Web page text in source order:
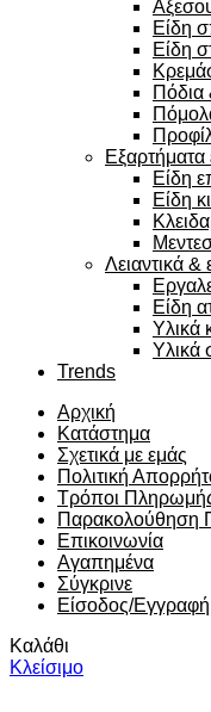
Eίδη
Είδη
Πόδια
Είδη
Είδη
Λειαντικά &
Είδη
Υλικά
Υλικά
Trends
Αρχική
Κατάστημα
Σχετικά με εμάς
Πολιτική
Τρόποι
Παρακολούθηση
Επικοινωνία
Αγαπημένα
Σύγκρινε
Είσοδος/Εγγραφή
Καλάθι
Κλείσιμο